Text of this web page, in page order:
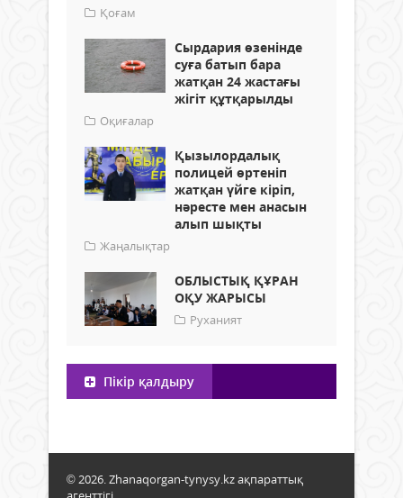
Қоғам
Сырдария өзенінде
суға батып бара
жатқан 24 жастағы
жігіт құтқарылды
Оқиғалар
Қызылордалық
полицей өртеніп
жатқан үйге кіріп,
нәресте мен анасын
алып шықты
Жаңалықтар
ОБЛЫСТЫҚ ҚҰРАН
ОҚУ ЖАРЫСЫ
Руханият
Пікір қалдыру
© 2026. Zhanaqorgan-tynysy.kz ақпараттық